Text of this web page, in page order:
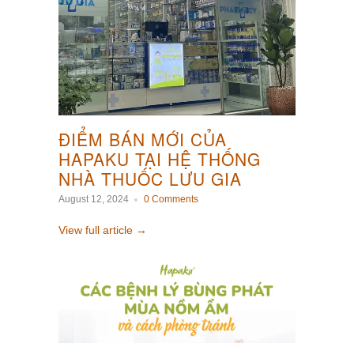
ĐIỂM BÁN MỚI CỦA
HAPAKU TẠI HỆ THỐNG
NHÀ THUỐC LƯU GIA
August 12, 2024 0 Comments
View full article →